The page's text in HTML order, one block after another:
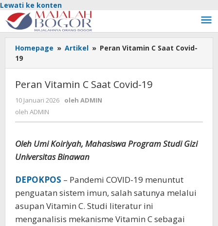
Lewati ke konten
Homepage » Artikel » Peran Vitamin C Saat Covid-
19
Peran Vitamin C Saat Covid-19
10 Januari 2026 oleh ADMIN
oleh ADMIN
Oleh Umi Koiriyah, Mahasiswa Program Studi Gizi
Universitas Binawan
DEPOKPOS – Pandemi COVID-19 menuntut
penguatan sistem imun, salah satunya melalui
asupan Vitamin C. Studi literatur ini
menganalisis mekanisme Vitamin C sebagai